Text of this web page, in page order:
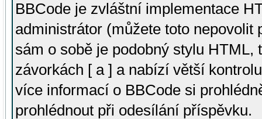
BBCode je zvláštní implementace
administrátor (můžete toto
sám o sobě je podobný stylu HTML,
závorkách [ a ] a nabízí větší
více informací o BBCode si
prohlédnout při odesílání příspěvku.